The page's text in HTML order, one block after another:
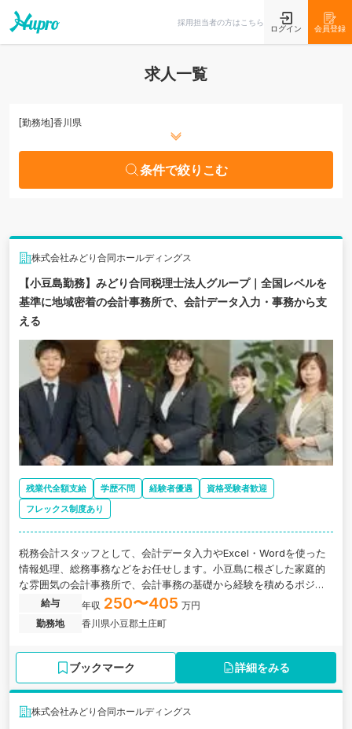
採用担当者の方はこちら
ログイン 会員登録
求人一覧
[勤務地]香川県
条件で絞りこむ
株式会社みどり合同ホールディングス
【小豆島勤務】みどり合同税理士法人グループ｜全国レベルを
基準に地域密着の会計事務所で、会計データ入力・事務から支
える
残業代全額支給 学歴不問 経験者優遇
資格受験者歓迎
フレックス制度あり
税務会計スタッフとして、会計データ入力やExcel・Wordを使った
情報処理、総務事務などをお任せします。小豆島に根ざした家庭的
な雰囲気の会計事務所で、会計事務の基礎から経験を積めるポジシ
ョンです。会計事務経験者や簿記・税理士関連資格をお持ちの方
は、これまでの経験を活かしながら地域企業を支える仕事に携われ
ます。ワークライフバランスも取りやすい環境です。
給与 年収 250〜405 万円
勤務地
香川県小豆郡土庄町
ブックマーク 詳細をみる
株式会社みどり合同ホールディングス